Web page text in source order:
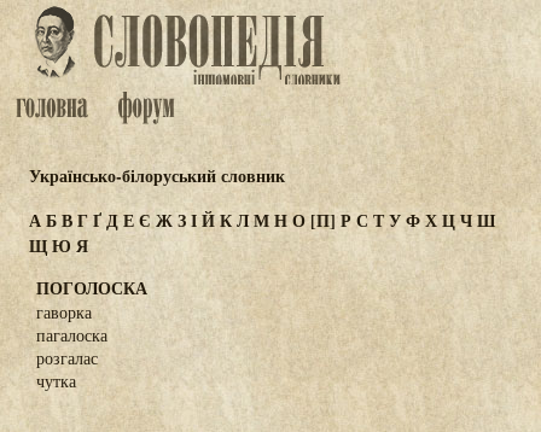
Українсько-білоруський словник
АБВГҐДЕЄ ЖЗІЙКЛМНО[П] Р С ТУФХЦЧШ
ЩЮ Я
ПОГОЛОСКА
гаворка
пагалоска
розгалас
чутка